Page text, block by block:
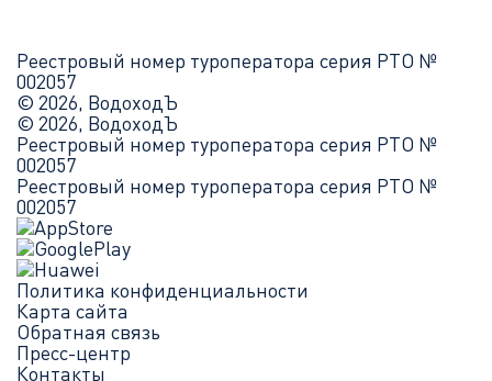
Реестровый номер туроператора серия РТО №
002057
© 2026, ВодоходЪ
© 2026, ВодоходЪ
Реестровый номер туроператора серия РТО №
002057
Реестровый номер туроператора серия РТО №
002057
Политика конфиденциальности
Карта сайта
Обратная связь
Пресс-центр
Контакты